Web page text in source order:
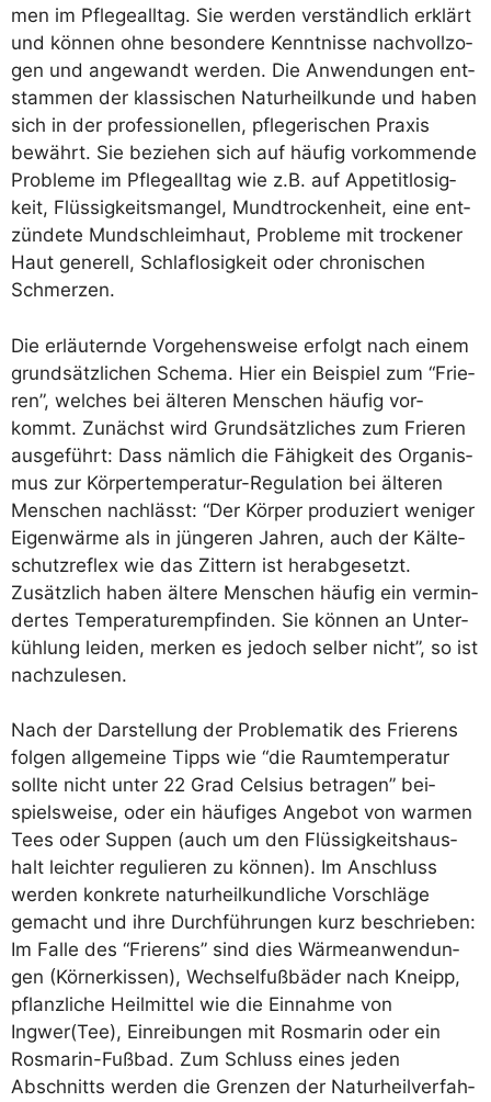
men im Pfle­ge­all­tag. Sie wer­den ver­ständ­lich erklärt
und kön­nen ohne beson­de­re Kennt­nis­se nach­voll­zo­
gen und ange­wandt wer­den. Die Anwen­dun­gen ent­
stam­men der klas­si­schen Natur­heil­kun­de und haben
sich in der pro­fes­sio­nel­len, pfle­ge­ri­schen Pra­xis
bewährt. Sie bezie­hen sich auf häu­fig vor­kom­men­de
Pro­ble­me im Pfle­ge­all­tag wie z.B. auf Appe­tit­lo­sig­
keit, Flüs­sig­keits­man­gel, Mund­tro­cken­heit, eine ent­
zün­de­te Mund­schleim­haut, Pro­ble­me mit tro­cke­ner
Haut gene­rell, Schlaf­lo­sig­keit oder chro­ni­schen
Schmerzen.
Die erläu­tern­de Vor­ge­hens­wei­se erfolgt nach einem
grund­sätz­li­chen Sche­ma. Hier ein Bei­spiel zum “Frie­
ren”, wel­ches bei älte­ren Men­schen häu­fig vor­
kommt. Zunächst wird Grund­sätz­li­ches zum Frie­ren
aus­ge­führt: Dass näm­lich die Fähig­keit des Orga­nis­
mus zur Kör­per­tem­pe­ra­tur-Regu­la­ti­on bei älte­ren
Men­schen nach­lässt: “Der Kör­per pro­du­ziert weni­ger
Eigen­wär­me als in jün­ge­ren Jah­ren, auch der Käl­te­
schutz­re­flex wie das Zit­tern ist her­ab­ge­setzt.
Zusätz­lich haben älte­re Men­schen häu­fig ein ver­min­
der­tes Tem­pe­ra­tur­emp­fin­den. Sie kön­nen an Unter­
küh­lung lei­den, mer­ken es jedoch sel­ber nicht”, so ist
nachzulesen.
Nach der Dar­stel­lung der Pro­ble­ma­tik des Frie­rens
fol­gen all­ge­mei­ne Tipps wie “die Raum­tem­pe­ra­tur
soll­te nicht unter 22 Grad Cel­si­us betra­gen” bei­
spiels­wei­se, oder ein häu­fi­ges Ange­bot von war­men
Tees oder Sup­pen (auch um den Flüs­sig­keits­haus­
halt leich­ter regu­lie­ren zu kön­nen). Im Anschluss
wer­den kon­kre­te natur­heil­kund­li­che Vor­schlä­ge
gemacht und ihre Durch­füh­run­gen kurz beschrie­ben:
Im Fal­le des “Frie­rens” sind dies Wär­me­an­wen­dun­
gen (Kör­ner­kis­sen), Wech­sel­fuß­bä­der nach Kneipp,
pflanz­li­che Heil­mit­tel wie die Ein­nah­me von
Ingwer(Tee), Ein­rei­bun­gen mit Ros­ma­rin oder ein
Ros­ma­rin-Fuß­bad. Zum Schluss eines jeden
Abschnitts wer­den die Gren­zen der Natur­heil­ver­fah­